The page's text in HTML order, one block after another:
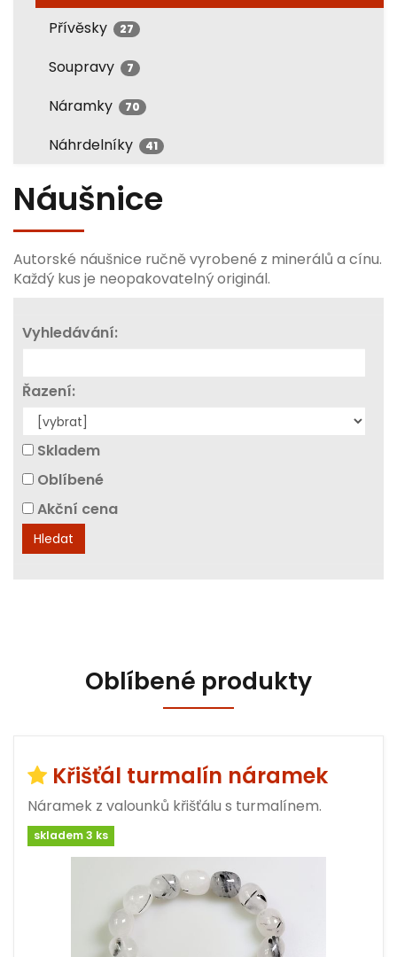
Přívěsky 27
Soupravy 7
Náramky 70
Náhrdelníky 41
Náušnice
Autorské náušnice ručně vyrobené z minerálů a cínu.
Každý kus je neopakovatelný originál.
Vyhledávání:
Řazení:
Skladem
Oblíbené
Akční cena
Hledat
Oblíbené produkty
Křišťál turmalín náramek
Náramek z valounků křišťálu s turmalínem.
skladem 3 ks